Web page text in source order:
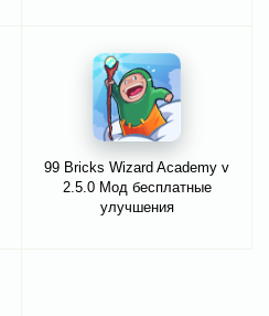
99 Bricks Wizard Academy v
2.5.0 Мод бесплатные
улучшения